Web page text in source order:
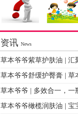
资讯 News
草本爷爷紫草护肤油 | 汇
草本爷爷舒缓护臀膏 | 草
草本爷爷 | 多效合一，一
草本爷爷橄榄润肤油 | 宝